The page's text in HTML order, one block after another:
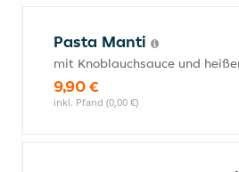
Pasta Manti
mit Knoblauchsauce und
9,90 €
inkl. Pfand (0,00 €)